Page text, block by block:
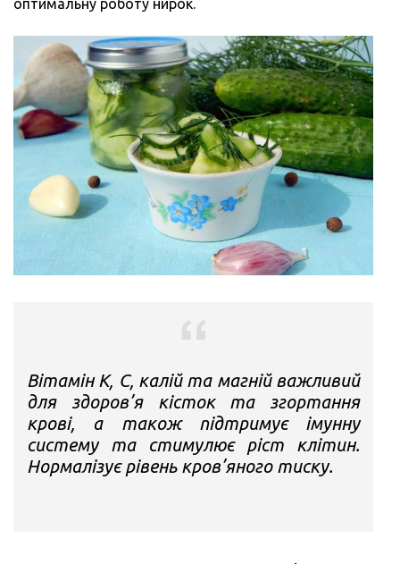
оптимальну роботу нирок.
Вітамін К, С, калій та магній важливий
для здоров’я кісток та згортання
крові, а також підтримує імунну
систему та стимулює ріст клітин.
Нормалізує рівень кров’яного тиску.